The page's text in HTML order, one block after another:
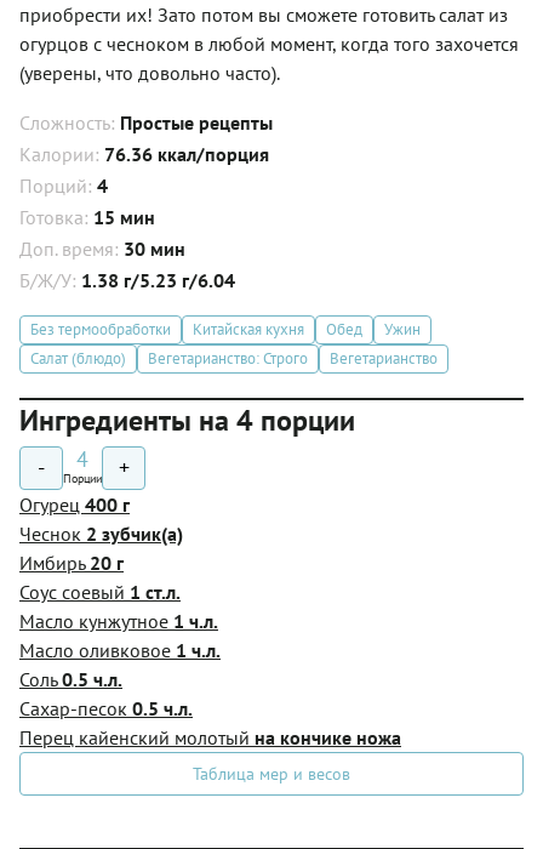
приобрести их! Зато потом вы сможете готовить салат из
огурцов с чесноком в любой момент, когда того захочется
(уверены, что довольно часто).
Сложность: Простые рецепты
Калории: 76.36 ккал/порция
Порций: 4
Готовка: 15 мин
Доп. время: 30 мин
Б/Ж/У: 1.38 г/5.23 г/6.04
Без термообработки Китайская кухня Обед
Ужин
Салат (блюдо)
Вегетарианство: Строго Вегетарианство
Ингредиенты на 4 порции
- 4
Порции +
Огурец 400 г
Чеснок 2 зубчик(а)
Имбирь 20 г
Соус соевый 1 ст.л.
Масло кунжутное 1 ч.л.
Масло оливковое 1 ч.л.
Соль0.5 ч.л.
Сахар-песок 0.5 ч.л.
Перец кайенский молотый на кончике ножа
Таблица мер и весов